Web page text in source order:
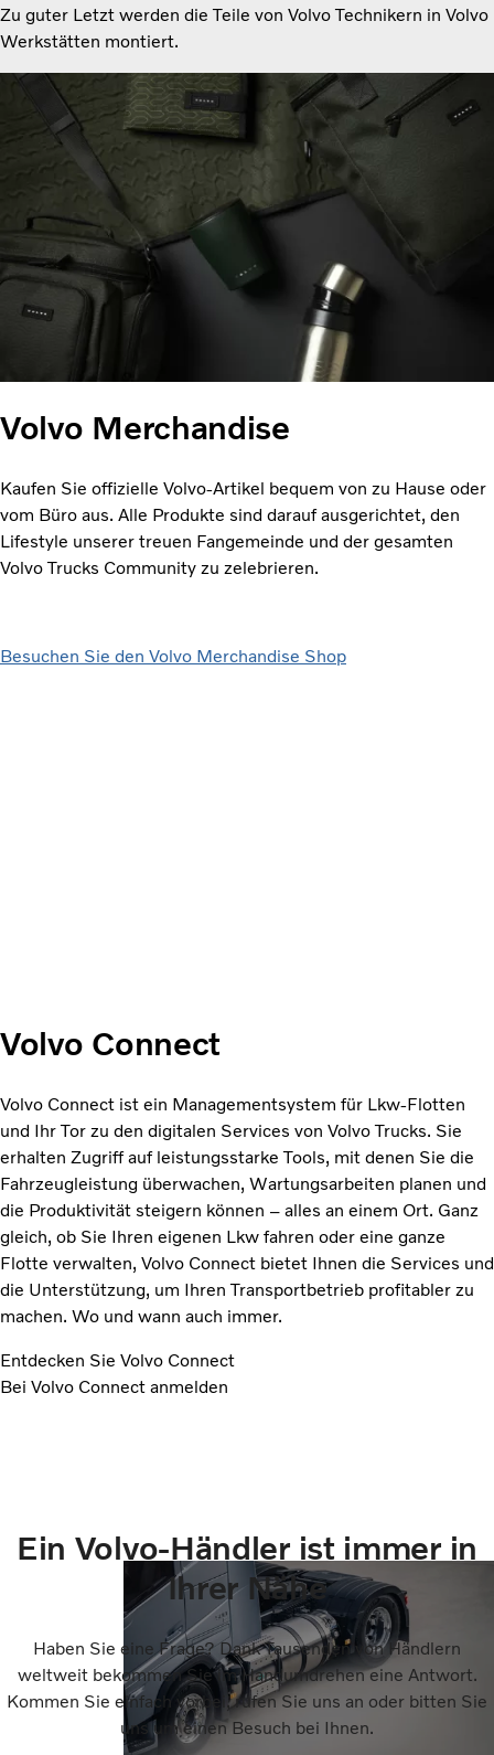
Zu guter Letzt werden die Teile von Volvo Technikern in Volvo
Werkstätten montiert.
Volvo Merchandise
Kaufen Sie offizielle Volvo-Artikel bequem von zu Hause oder
vom Büro aus. Alle Produkte sind darauf ausgerichtet, den
Lifestyle unserer treuen Fangemeinde und der gesamten
Volvo Trucks Community zu zelebrieren.
Besuchen Sie den Volvo Merchandise Shop
Volvo Connect
Volvo Connect ist ein Managementsystem für Lkw-Flotten
und Ihr Tor zu den digitalen Services von Volvo Trucks. Sie
erhalten Zugriff auf leistungsstarke Tools, mit denen Sie die
Fahrzeugleistung überwachen, Wartungsarbeiten planen und
die Produktivität steigern können – alles an einem Ort. Ganz
gleich, ob Sie Ihren eigenen Lkw fahren oder eine ganze
Flotte verwalten, Volvo Connect bietet Ihnen die Services und
die Unterstützung, um Ihren Transportbetrieb profitabler zu
machen. Wo und wann auch immer.
Entdecken Sie Volvo Connect
Bei Volvo Connect anmelden
Ein Volvo-Händler ist immer in
Ihrer Nähe
Haben Sie eine Frage? Dank Tausenden von Händlern
weltweit bekommen Sie im Handumdrehen eine Antwort.
Kommen Sie einfach vorbei, rufen Sie uns an oder bitten Sie
uns um einen Besuch bei Ihnen.